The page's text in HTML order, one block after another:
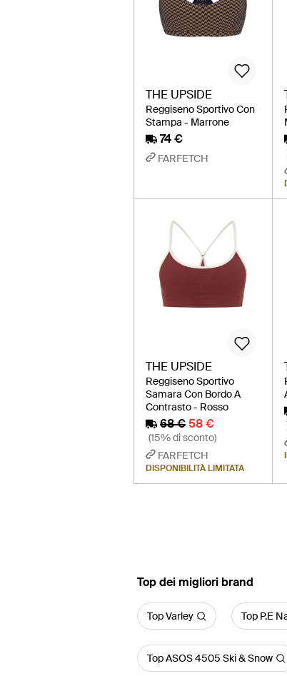
THE UPSIDE
Reggiseno Sportivo Con
Stampa - Marrone
74 €
FARFETCH
THE UPSIDE
Reggiseno Sportivo
Samara Con Bordo A
Contrasto - Rosso
68 €58 €
(15% di sconto)
FARFETCH
DISPONIBILITÀ LIMITATA
‪Top‬ dei migliori brand
Top Varley Top P.E
Top ASOS 4505 Ski & Snow